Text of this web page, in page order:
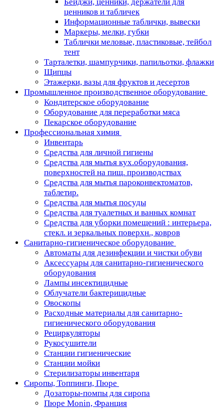
ценников и табличек
Информационные таблички, вывески
Маркеры, мелки, губки
Таблички меловые, пластиковые, тейбол
тент
Тарталетки, шампурчики, папильотки, флажки
Щипцы
Этажерки, вазы для фруктов и десертов
Промышленное производственное оборудование
Кондитерское оборудование
Оборудование для переработки мяса
Пекарское оборудование
Профессиональная химия
Инвентарь
Средства для личной гигиены
Средства для мытья кух.оборудования,
поверхностей на пищ. производствах
Средства для мытья пароконвектоматов,
таблетир.
Средства для мытья посуды
Средства для туалетных и ванных комнат
Средства для уборки помещений : интерьера,
стекл. и зеркальных поверхн., ковров
Санитарно-гигиеническое оборудование
Автоматы для дезинфекции и чистки обуви
Аксессуары для санитарно-гигиенического
оборудования
Лампы инсектицидные
Облучатели бактерицидные
Овоскопы
Расходные материалы для санитарно-
гигиенического оборудования
Рециркуляторы
Рукосушители
Станции гигиенические
Станции мойки
Стерилизаторы инвентаря
Сиропы, Топпинги, Пюре
Дозаторы-помпы для сиропа
Пюре Monin, Франция